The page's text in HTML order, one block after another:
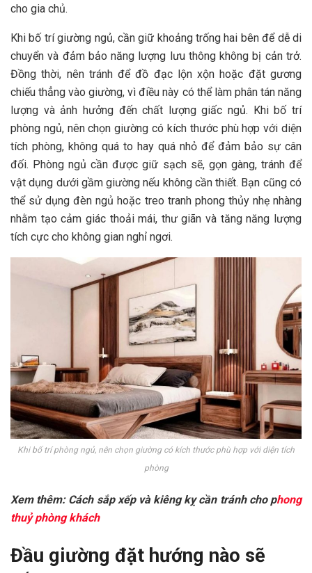
cho gia chủ.
Khi bố trí giường ngủ, cần giữ khoảng trống hai bên để dễ di
chuyển và đảm bảo năng lượng lưu thông không bị cản trở.
Đồng thời, nên tránh để đồ đạc lộn xộn hoặc đặt gương
chiếu thẳng vào giường, vì điều này có thể làm phân tán năng
lượng và ảnh hưởng đến chất lượng giấc ngủ. Khi bố trí
phòng ngủ, nên chọn giường có kích thước phù hợp với diện
tích phòng, không quá to hay quá nhỏ để đảm bảo sự cân
đối. Phòng ngủ cần được giữ sạch sẽ, gọn gàng, tránh để
vật dụng dưới gầm giường nếu không cần thiết. Bạn cũng có
thể sử dụng đèn ngủ hoặc treo tranh phong thủy nhẹ nhàng
nhằm tạo cảm giác thoải mái, thư giãn và tăng năng lượng
tích cực cho không gian nghỉ ngơi.
Khi bố trí phòng ngủ, nên chọn giường có kích thước phù hợp với diện tích
phòng
Xem thêm: Cách sắp xếp và kiêng kỵ cần tránh cho phong
thuỷ phòng khách
Đầu giường đặt hướng nào sẽ